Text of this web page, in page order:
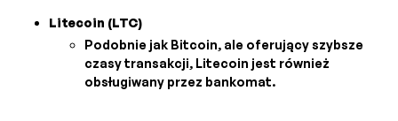
Litecoin (LTC)
Podobnie jak Bitcoin, ale oferujący szybsze
czasy transakcji, Litecoin jest również
obsługiwany przez bankomat.